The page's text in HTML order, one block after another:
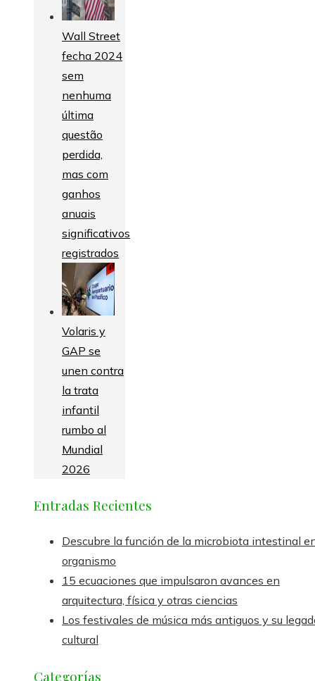
Wall Street
fecha 2024
sem
nenhuma
última
questão
perdida,
mas com
ganhos
anuais
significativos
registrados
Volaris y
GAP se
unen contra
la trata
infantil
rumbo al
Mundial
2026
Entradas Recientes
Descubre la función de la microbiota intestinal
organismo
15 ecuaciones que impulsaron avances en
arquitectura, física y otras ciencias
Los festivales de música más antiguos y su
cultural
Categorías